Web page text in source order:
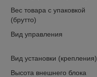
Вес товара с упаковкой
(брутто)
Вид управления
Вид установки (крепления)
Высота внешнего блока